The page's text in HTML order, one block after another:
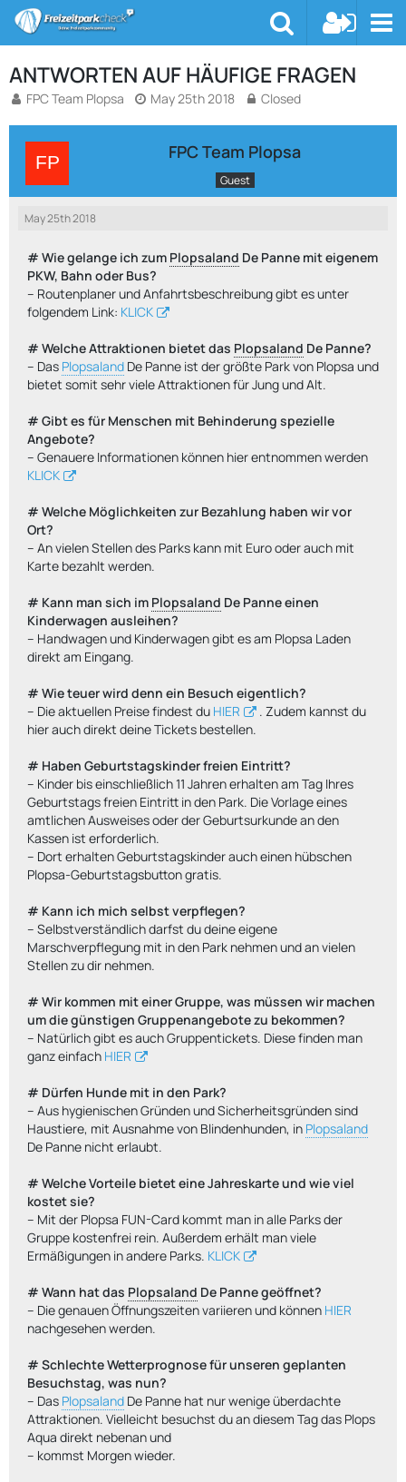
ANTWORTEN AUF HÄUFIGE FRAGEN
FPC Team Plopsa May 25th 2018 Closed
FPC Team Plopsa
Guest
May 25th 2018
# Wie gelange ich zum Plopsaland De Panne mit eigenem
PKW, Bahn oder Bus?
-- Routenplaner und Anfahrtsbeschreibung gibt es unter
folgendem Link: KLICK
# Welche Attraktionen bietet das Plopsaland De Panne?
-- Das Plopsaland De Panne ist der größte Park von Plopsa und
bietet somit sehr viele Attraktionen für Jung und Alt.
# Gibt es für Menschen mit Behinderung spezielle
Angebote?
-- Genauere Informationen können hier entnommen werden
KLICK
# Welche Möglichkeiten zur Bezahlung haben wir vor
Ort?
-- An vielen Stellen des Parks kann mit Euro oder auch mit
Karte bezahlt werden.
# Kann man sich im Plopsaland De Panne einen
Kinderwagen ausleihen?
-- Handwagen und Kinderwagen gibt es am Plopsa Laden
direkt am Eingang.
# Wie teuer wird denn ein Besuch eigentlich?
-- Die aktuellen Preise findest du HIER
. Zudem kannst du
hier auch direkt deine Tickets bestellen.
# Haben Geburtstagskinder freien Eintritt?
-- Kinder bis einschließlich 11 Jahren erhalten am Tag Ihres
Geburtstags freien Eintritt in den Park. Die Vorlage eines
amtlichen Ausweises oder der Geburtsurkunde an den
Kassen ist erforderlich.
-- Dort erhalten Geburtstagskinder auch einen hübschen
Plopsa-Geburtstagsbutton gratis.
# Kann ich mich selbst verpflegen?
-- Selbstverständlich darfst du deine eigene
Marschverpflegung mit in den Park nehmen und an vielen
Stellen zu dir nehmen.
# Wir kommen mit einer Gruppe, was müssen wir machen
um die günstigen Gruppenangebote zu bekommen?
-- Natürlich gibt es auch Gruppentickets. Diese finden man
ganz einfach HIER
# Dürfen Hunde mit in den Park?
-- Aus hygienischen Gründen und Sicherheitsgründen sind
Haustiere, mit Ausnahme von Blindenhunden, in Plopsaland
De Panne nicht erlaubt.
# Welche Vorteile bietet eine Jahreskarte und wie viel
kostet sie?
-- Mit der Plopsa FUN-Card kommt man in alle Parks der
Gruppe kostenfrei rein. Außerdem erhält man viele
Ermäßigungen in andere Parks. KLICK
# Wann hat das Plopsaland De Panne geöffnet?
-- Die genauen Öffnungszeiten variieren und können HIER
nachgesehen werden.
# Schlechte Wetterprognose für unseren geplanten
Besuchstag, was nun?
-- Das Plopsaland De Panne hat nur wenige überdachte
Attraktionen. Vielleicht besuchst du an diesem Tag das Plops
Aqua direkt nebenan und
-- kommst Morgen wieder.